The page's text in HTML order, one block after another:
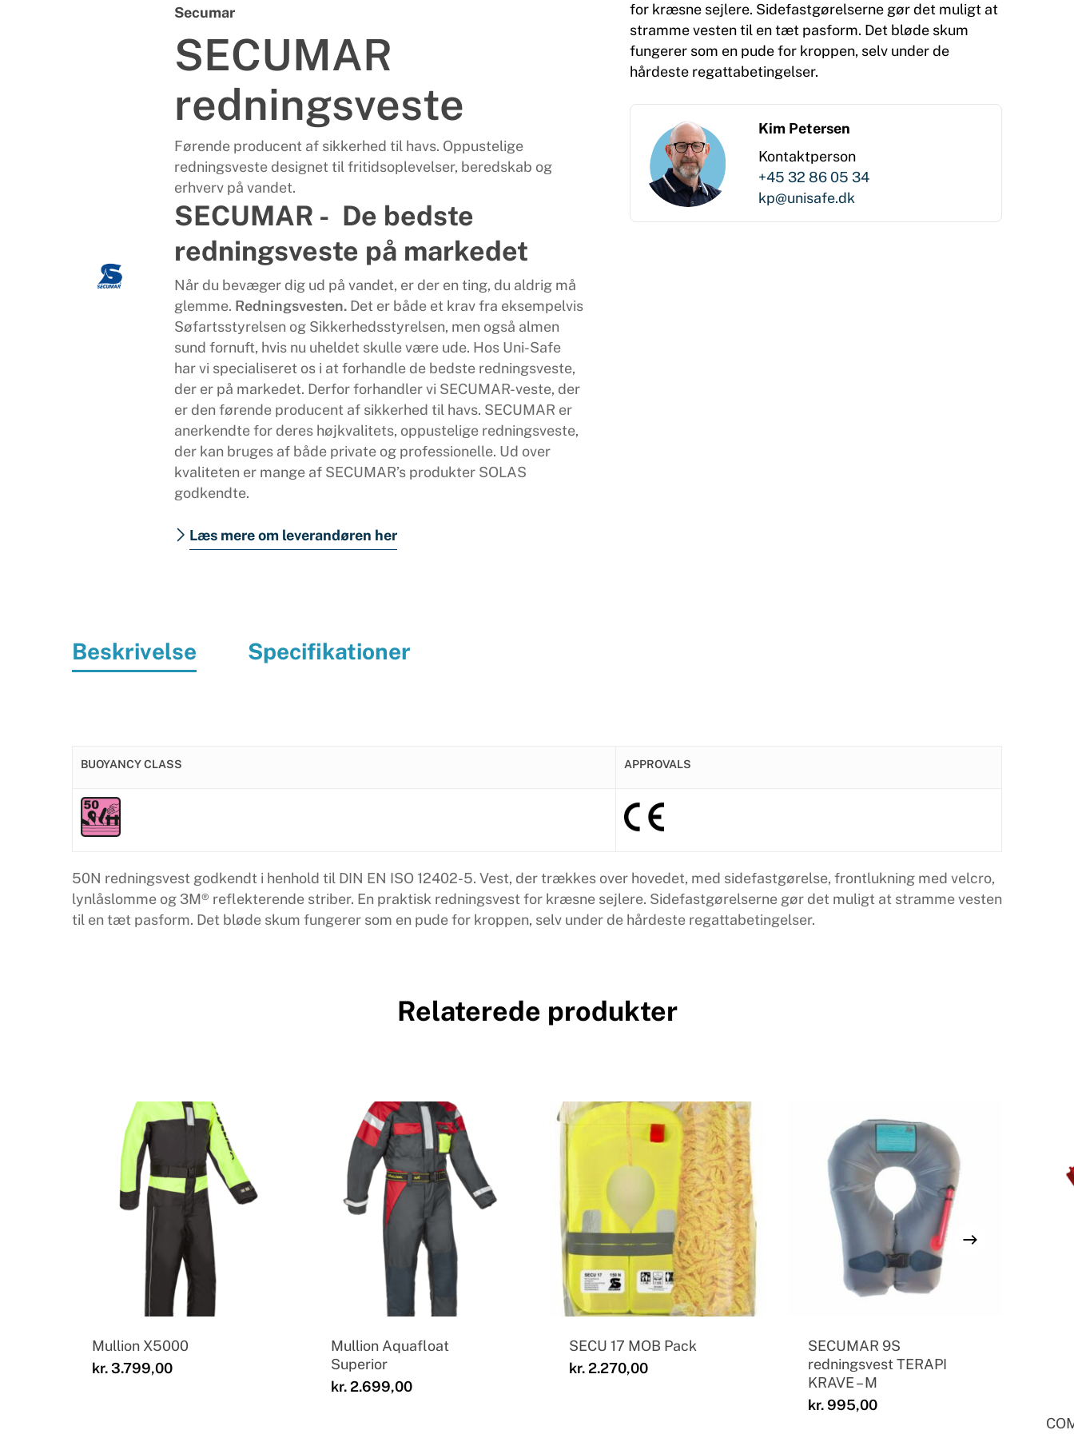
Secumar
SECUMAR
redningsveste
Førende producent af sikkerhed til havs. Oppustelige
redningsveste designet til fritidsoplevelser, beredskab og
erhverv på vandet.
SECUMAR - De bedste
redningsveste på markedet
Når du bevæger dig ud på vandet, er der en ting, du aldrig må
glemme. Redningsvesten. Det er både et krav fra eksempelvis
Søfartsstyrelsen og Sikkerhedsstyrelsen, men også almen
sund fornuft, hvis nu uheldet skulle være ude. Hos Uni-Safe
har vi specialiseret os i at forhandle de bedste redningsveste,
der er på markedet. Derfor forhandler vi SECUMAR-veste, der
er den førende producent af sikkerhed til havs. SECUMAR er
anerkendte for deres højkvalitets, oppustelige redningsveste,
der kan bruges af både private og professionelle. Ud over
kvaliteten er mange af SECUMAR’s produkter SOLAS
godkendte.
Læs mere om leverandøren her
for kræsne sejlere. Sidefastgørelserne gør det muligt at
stramme vesten til en tæt pasform. Det bløde skum
fungerer som en pude for kroppen, selv under de
hårdeste regattabetingelser.
Kim Petersen
Kontaktperson
+45 32 86 05 34
kp@unisafe.dk
Beskrivelse Specifikationer
BUOYANCY CLASS APPROVALS
50N redningsvest godkendt i henhold til DIN EN ISO 12402-5. Vest, der trækkes over hovedet, med sidefastgørelse, frontlukning med velcro,
lynlåslomme og 3M® reflekterende striber. En praktisk redningsvest for kræsne sejlere. Sidefastgørelserne gør det muligt at stramme vesten
til en tæt pasform. Det bløde skum fungerer som en pude for kroppen, selv under de hårdeste regattabetingelser.
Relaterede produkter
Mullion X5000
kr.3.799,00
Mullion Aquafloat
Superior
kr.2.699,00
SECU 17 MOB Pack
kr.2.270,00
SECUMAR 9S
redningsvest TERAPI
KRAVE – M
kr.995,00